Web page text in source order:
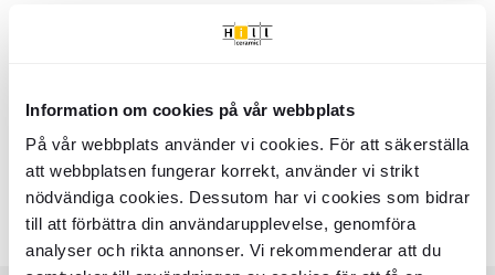
Information om cookies på vår webbplats
På vår webbplats använder vi cookies. För att säkerställa
att webbplatsen fungerar korrekt, använder vi strikt
nödvändiga cookies. Dessutom har vi cookies som bidrar
till att förbättra din användarupplevelse, genomföra
analyser och rikta annonser. Vi rekommenderar att du
Serie Houda - Hill Ceramic
Houda - Kollektion av produkter | Hill Ceramic ®
Färger:
Liknande kollektioner
SKADI VALEN
Item